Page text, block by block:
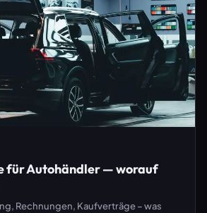
für Autohändler — worauf
Rechnungen, Kaufverträge – was